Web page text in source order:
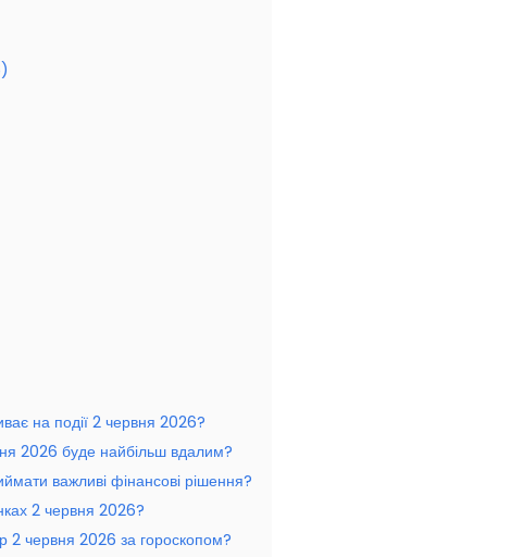
на події 2 червня 2026?
2026 буде найбільш вдалим?
важливі фінансові рішення?
2 червня 2026?
2 червня 2026 за гороскопом?